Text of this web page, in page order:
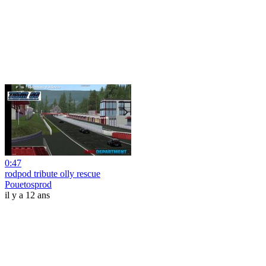
0:47
rodpod tribute olly rescue
Pouetosprod
il y a 12 ans